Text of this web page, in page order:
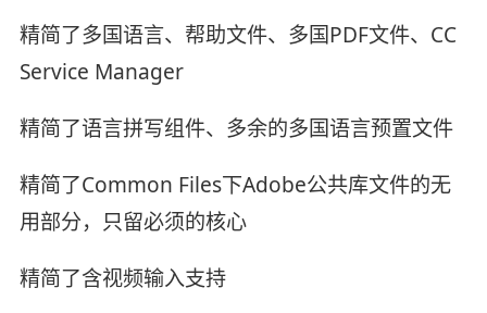
精简了多国语言、帮助文件、多国PDF文件、CC
Service Manager
精简了语言拼写组件、多余的多国语言预置文件
精简了Common Files下Adobe公共库文件的无
用部分，只留必须的核心
精简了含视频输入支持